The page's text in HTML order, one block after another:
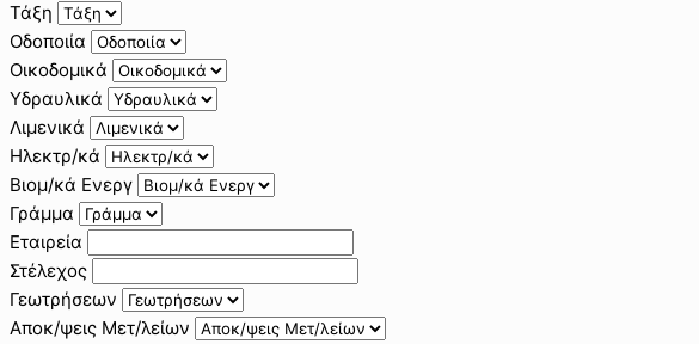
Τάξη
Οδοποιία
Οικοδομικά
Υδραυλικά
Λιμενικά
Ηλεκτρ/κά
Βιομ/κά Ενεργ
Γράμμα
Εταιρεία
Στέλεχος
Γεωτρήσεων
Αποκ/ψεις Μετ/λείων